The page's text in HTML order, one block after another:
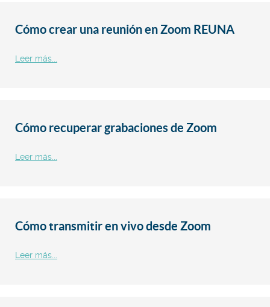
Cómo crear una reunión en Zoom REUNA
Leer más...
Cómo recuperar grabaciones de Zoom
Leer más...
Cómo transmitir en vivo desde Zoom
Leer más...